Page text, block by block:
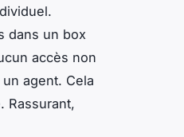
dans un box
accès non
agent. Cela
Rassurant,